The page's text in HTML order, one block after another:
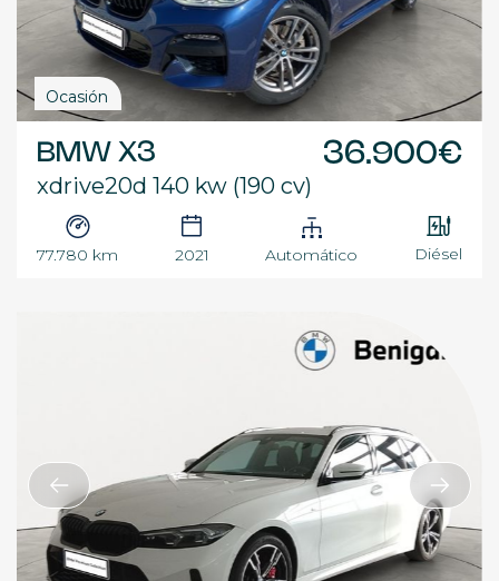
Ocasión
BMW X3
xdrive20d 140 kw (190 cv)
36.900€
77.780 km 2021 Automático Diésel